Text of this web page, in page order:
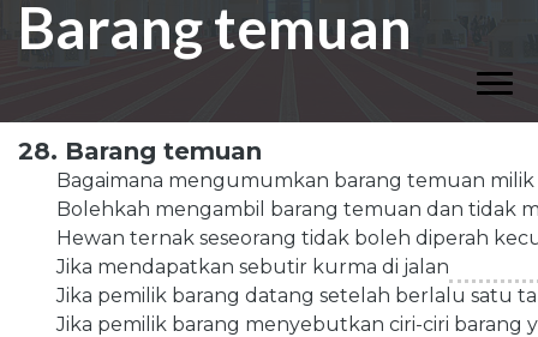
Barang temuan
28. Barang temuan
Bagaimana mengumumkan barang temuan
Bolehkah mengambil barang temuan dan tidak
Hewan ternak seseorang tidak boleh diperah
Jika mendapatkan sebutir kurma di jalan
Jika pemilik barang datang setelah berlalu satu
Jika pemilik barang menyebutkan ciri-ciri barang